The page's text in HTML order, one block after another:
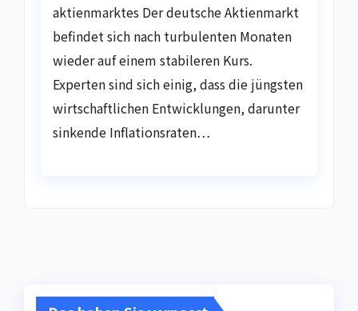
aktienmarktes Der deutsche Aktienmarkt
befindet sich nach turbulenten Monaten
wieder auf einem stabileren Kurs.
Experten sind sich einig, dass die jüngsten
wirtschaftlichen Entwicklungen, darunter
sinkende Inflationsraten…